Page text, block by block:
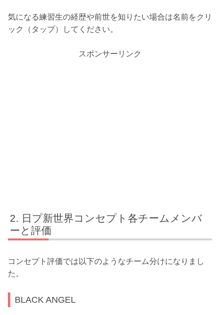
気になる練習生の経歴や前世を知りたい場合は名前をクリ
ック（タップ）してください。
スポンサーリンク
日プ新世界コンセプト各チームメンバ
ーと評価
コンセプト評価では以下のようなチーム分けになりまし
た。
BLACK ANGEL